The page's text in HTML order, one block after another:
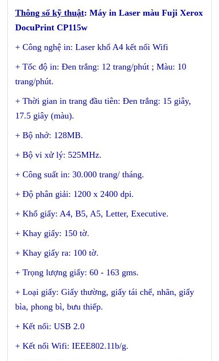
Thông số kỹ thuật: Máy in Laser màu Fuji Xerox
DocuPrint CP115w
+ Công nghệ in: Laser khổ A4 kết nối Wifi
+ Tốc độ in: Đen trắng: 12 trang/phút ; Màu: 10
trang/phút.
+ Thời gian in trang đầu tiên: Đen trắng: 15 giây,
17.5 giây (màu).
+ Bộ nhớ: 128MB.
+ Bộ vi xử lý: 525MHz.
+ Công suất in: 30.000 trang/ tháng.
+ Độ phân giải: 1200 x 2400 dpi.
+ Khổ giấy: A4, B5, A5, Letter, Executive.
+ Khay giấy: 150 tờ.
+ Khay giấy ra: 100 tờ.
+ Trọng lượng giấy: 60 - 163 gms.
+ Loại giấy: Giấy thường, giấy tái chế, nhãn, giấy
bìa, phong bì, bưu thiếp.
+ Kết nối: USB 2.0
+ Kết nối Wifi: IEEE802.11b/g.